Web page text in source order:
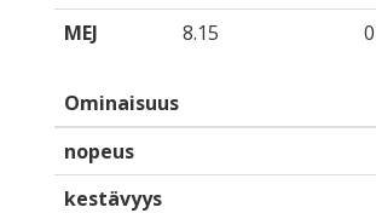
MEJ
8.15 0
Ominaisuus
nopeus
kestävyys